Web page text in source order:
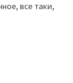
все таки,